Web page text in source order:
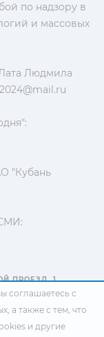
по надзору в
и массовых
Людмила
"Кубань
ПРОЕЗД, 1
соглашаетесь с
, а также с тем, что
и другие